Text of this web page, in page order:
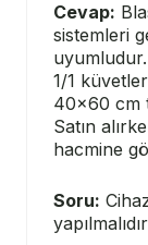
Cevap:
sistemleri
1/1
40x60 cm
Satın
hacmine
Soru: